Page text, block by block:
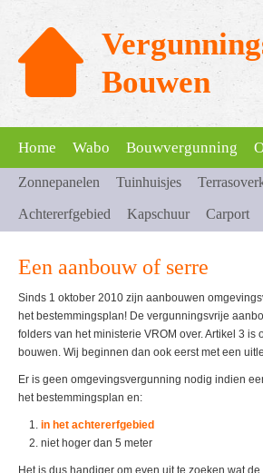
Bouwen
Home Wabo Bouwvergunning
Zonnepanelen Tuinhuisjes
Achtererfgebied Kapschuur Carport
Een aanbouw of serre
Sinds 1 oktober 2010 zijn aanbouwen
het bestemmingsplan! De vergunningsvrije
folders van het ministerie VROM over. Artikel 3
bouwen. Wij beginnen dan ook eerst met een
Er is geen omgevingsvergunning nodig indien
het bestemmingsplan en:
in het achtererfgebied
niet hoger dan 5 meter
Het is dus handiger om even uit te zoeken wat